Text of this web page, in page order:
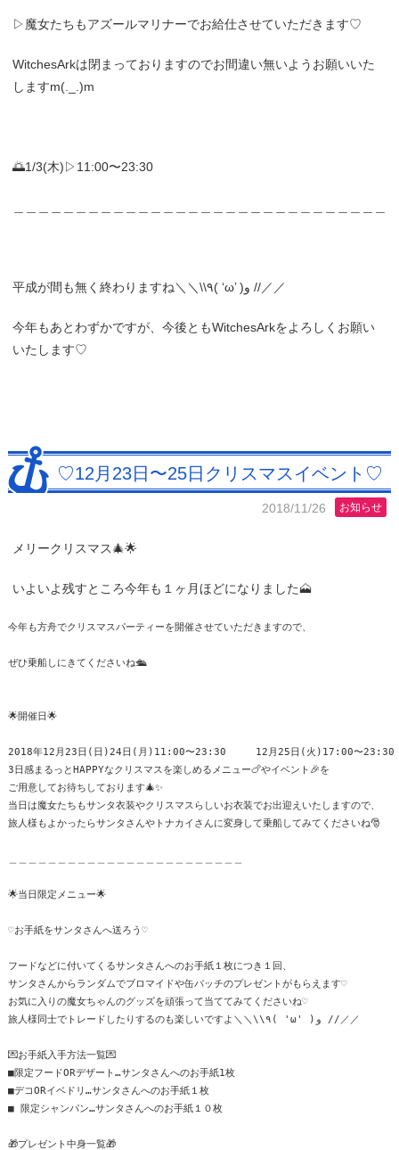
▷魔女たちもアズールマリナーでお給仕させていただきます♡
WitchesArkは閉まっておりますのでお間違い無いようお願いいた
しますm(._.)m
🌅1/3(木)▷11:00〜23:30
平成が間も無く終わりますね＼＼\\٩( ‘ω’ )و //／／
今年もあとわずかですが、今後ともWitchesArkをよろしくお願い
いたします♡
♡12月23日〜25日クリスマスイベント♡
2018/11/26 お知らせ
メリークリスマス🎄🌟
いよいよ残すところ今年も１ヶ月ほどになりました🗻
今年も方舟でクリスマスパーティーを開催させていただきますので、
ぜひ乗船しにきてくださいね🛳
🌟開催日🌟
2018年12月23日(日)24日(月)11:00〜23:30　　　12月25日(火)17:00〜23:30
3日感まるっとHAPPYなクリスマスを楽しめるメニュー🍗やイベント🎉を
ご用意してお待ちしております🎄✨
当日は魔女たちもサンタ衣装やクリスマスらしいお衣装でお出迎えいたしますので、
旅人様もよかったらサンタさんやトナカイさんに変身して乗船してみてくださいね🎅
🌟当日限定メニュー🌟
♡お手紙をサンタさんへ送ろう♡
フードなどに付いてくるサンタさんへのお手紙１枚につき１回、
サンタさんからランダムでブロマイドや缶バッチのプレゼントがもらえます♡
お気に入りの魔女ちゃんのグッズを頑張って当ててみてくださいね♡
旅人様同士でトレードしたりするのも楽しいですよ＼＼\\٩( 'ω' )و //／／
💌お手紙入手方法一覧💌
■限定フードORデザート…サンタさんへのお手紙1枚
■デコORイベドリ…サンタさんへのお手紙１枚
■ 限定シャンパン…サンタさんへのお手紙１０枚
🎁プレゼント中身一覧🎁